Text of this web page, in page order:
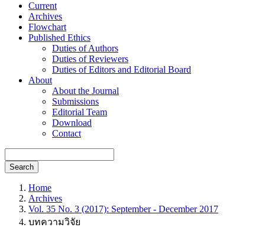
Current
Archives
Flowchart
Published Ethics
Duties of Authors
Duties of Reviewers
Duties of Editors and Editorial Board
About
About the Journal
Submissions
Editorial Team
Download
Contact
Search
Home
Archives
Vol. 35 No. 3 (2017): September - December 2017
บทความวิจัย